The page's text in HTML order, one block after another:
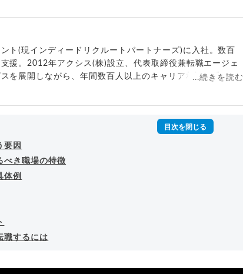
ト(現インディードリクルートパートナーズ)に入社。数百
援。2012年アクシス(株)設立、代表取締役兼転職エージェ
を展開しながら、年間数百人以上のキャリア相談に乗る。
...続きを読む
要因
べき職場の特徴
体例
職するには